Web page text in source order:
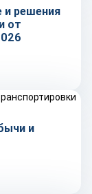
и решения
от
и